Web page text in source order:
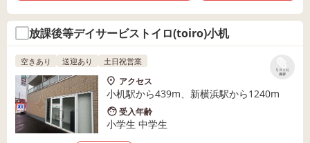
放課後等デイサービストイロ(toiro)小机
リストに
保存
空きあり 送迎あり 土日祝営業
アクセス
小机駅から439m、新横浜駅から1240m
受入年齢
小学生 中学生